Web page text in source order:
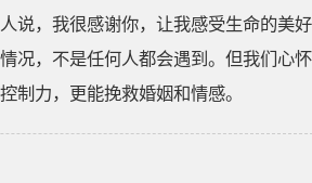
说，我很感谢你，让我感受生命的美
况，不是任何人都会遇到。但我们心
制力，更能挽救婚姻和情感。